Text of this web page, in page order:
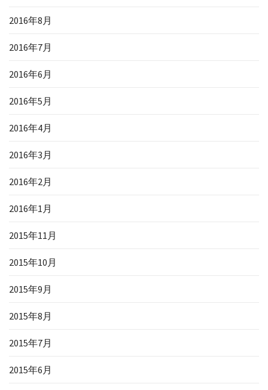
2016年8月
2016年7月
2016年6月
2016年5月
2016年4月
2016年3月
2016年2月
2016年1月
2015年11月
2015年10月
2015年9月
2015年8月
2015年7月
2015年6月